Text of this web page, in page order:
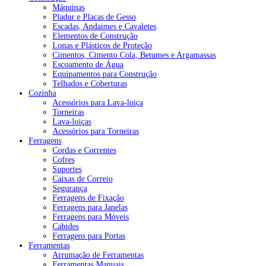
Máquinas
Pladur e Placas de Gesso
Escadas, Andaimes e Cavaletes
Elementos de Construção
Lonas e Plásticos de Proteção
Cimentos, Cimento Cola, Betumes e Argamassas
Escoamento de Água
Equipamentos para Construção
Telhados e Coberturas
Cozinha
Acessórios para Lava-loiça
Torneiras
Lava-loiças
Acessórios para Torneiras
Ferragens
Cordas e Correntes
Cofres
Suportes
Caixas de Correio
Segurança
Ferragens de Fixação
Ferragens para Janelas
Ferragens para Móveis
Cabides
Ferragens para Portas
Ferramentas
Arrumação de Ferramentas